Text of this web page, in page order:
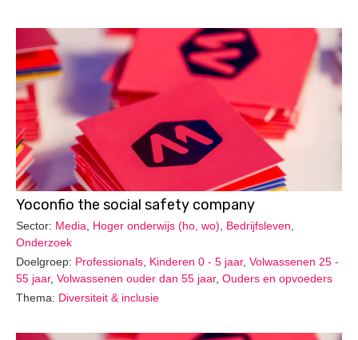
Yoconfio the social safety company
Sector: Media, Hoger onderwijs (ho, wo), Bedrijfsleven,
Onderzoek
Doelgroep: Professionals, Kinderen 0 - 5 jaar, Volwassenen 25 -
55 jaar, Volwassenen ouder dan 55 jaar, Ouders en opvoeders
Thema: Diversiteit & inclusie